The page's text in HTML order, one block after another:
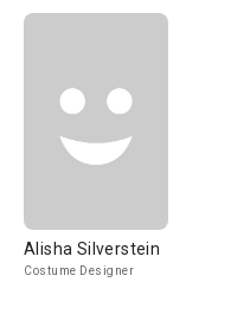
Alisha Silverstein
Costume Designer